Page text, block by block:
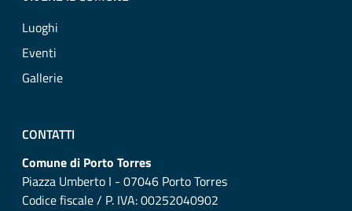
Luoghi
Eventi
Gallerie
CONTATTI
Comune di Porto Torres
Piazza Umberto I - 07046 Porto Torres
Codice fiscale / P. IVA: 00252040902